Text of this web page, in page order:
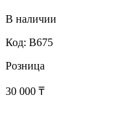
В наличии
Код: B675
Розница
30 000 ₸